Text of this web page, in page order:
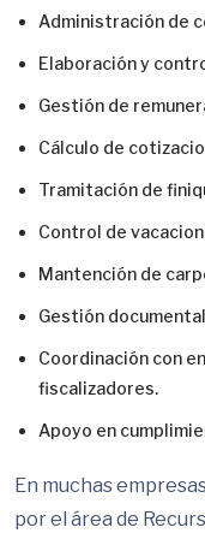
Administración de
Elaboración y
Gestión de
Cálculo de
Tramitación de
Control de
Mantención de
Gestión
Coordinación con
fiscalizadores.
Apoyo en
En muchas
por el área de